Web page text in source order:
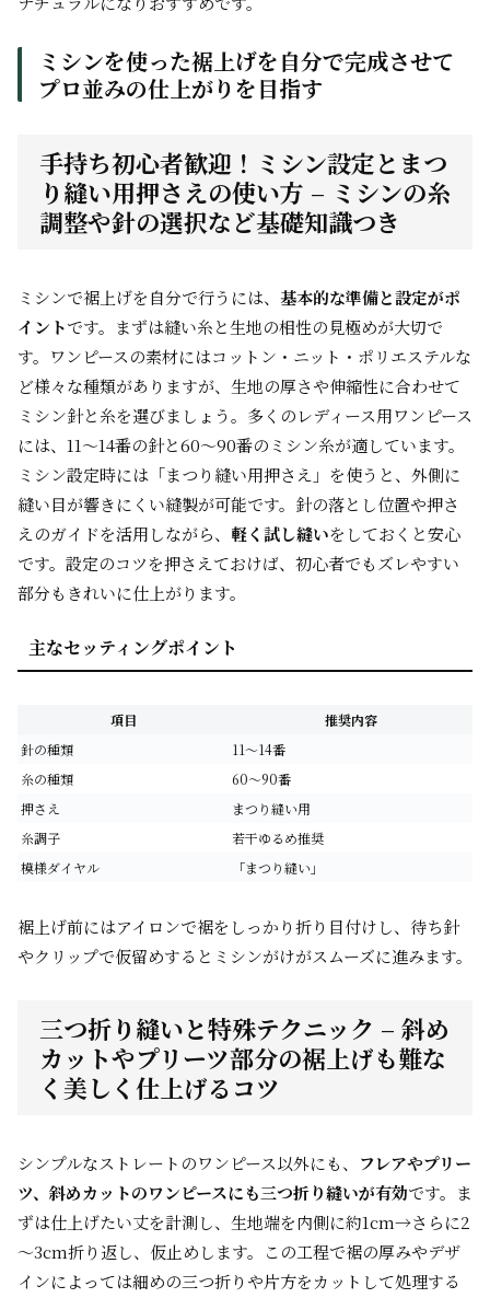
ミシンを使った裾上げを自分で完成させて
プロ並みの仕上がりを目指す
手持ち初心者歓迎！ミシン設定とまつ
り縫い用押さえの使い方 – ミシンの糸
調整や針の選択など基礎知識つき
ミシンで裾上げを自分で行うには、 基本的な準備と設定がポ
イントです。まずは縫い糸と生地の相性の見極めが大切で
す。ワンピースの素材にはコットン・ニット・ポリエステルな
ど様々な種類がありますが、生地の厚さや伸縮性に合わせて
ミシン針と糸を選びましょう。多くのレディース用ワンピース
には、11～14番の針と60～90番のミシン糸が適しています。
ミシン設定時には「まつり縫い用押さえ」を使うと、外側に
縫い目が響きにくい縫製が可能です。針の落とし位置や押さ
えのガイドを活用しながら、 軽く試し縫いをしておくと安心
です。設定のコツを押さえておけば、初心者でもズレやすい
部分もきれいに仕上がります。
主なセッティングポイント
項目
推奨内容
針の種類
11～14番
糸の種類
60～90番
押さえ
まつり縫い用
糸調子
若干ゆるめ推奨
模様ダイヤル
「まつり縫い」
裾上げ前にはアイロンで裾をしっかり折り目付けし、待ち針
やクリップで仮留めするとミシンがけがスムーズに進みます。
三つ折り縫いと特殊テクニック – 斜め
カットやプリーツ部分の裾上げも難な
く美しく仕上げるコツ
シンプルなストレートのワンピース以外にも、 フレアやプリー
ツ、斜めカットのワンピースにも三つ折り縫いが有効です。ま
ずは仕上げたい丈を計測し、生地端を内側に約1cm→さらに2
～3cm折り返し、仮止めします。この工程で裾の厚みやデザ
インによっては細めの三つ折りや片方をカットして処理する